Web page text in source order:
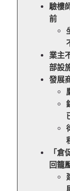
驗樓
前
業主
部設
發展
「
回籠